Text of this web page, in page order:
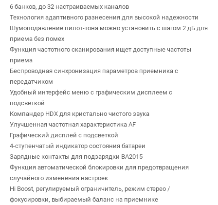
6 банков, до 32 настраиваемых каналов
Технология адаптивного разнесения для высокой надежности
Шумоподавление пилот-тона можно установить с шагом 2 дБ для
приема без помех
Функция частотного сканирования ищет доступные частоты
приема
Беспроводная синхронизация параметров приемника с
передатчиком
Удобный интерфейс меню с графическим дисплеем с
подсветкой
Компандер HDX для кристально чистого звука
Улучшенная частотная характеристика AF
Графический дисплей с подсветкой
4-ступенчатый индикатор состояния батареи
Зарядные контакты для подзарядки BA2015
Функция автоматической блокировки для предотвращения
случайного изменения настроек
Hi Boost, регулируемый ограничитель, режим стерео /
фокусировки, выбираемый баланс на приемнике